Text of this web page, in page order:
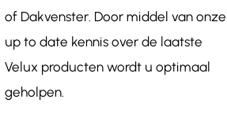
of Dakvenster. Door middel van
up to date kennis over de laatste
Velux producten wordt u optimaal
geholpen.